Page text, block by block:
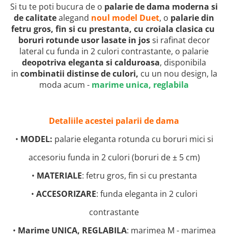
Si tu te poti bucura de o palarie de dama moderna si
de calitatealegand noul model Duet, o palariedin
fetru gros, fin si cu prestanta, cu croiala clasica cu
boruri rotunde usor lasate in jossi rafinat decor
lateral cu funda in 2 culori contrastante, o palarie
deopotriva eleganta si calduroasa, disponibila
in combinatii distinse de culori, cu un nou design, la
moda acum - marime unica, reglabila
Detaliile acestei palarii de dama
• MODEL: palarie eleganta rotunda cu boruri mici si
accesoriu funda in 2 culori (boruri de ± 5 cm)
• MATERIALE: fetru gros, fin si cu prestanta
• ACCESORIZARE: funda eleganta in 2 culori
contrastante
• Marime UNICA, REGLABILA: marimea M - marimea